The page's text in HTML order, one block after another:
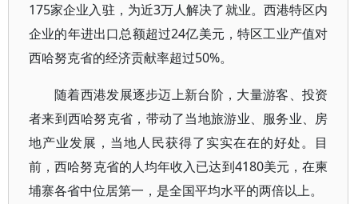
175家企业入驻，为近3万人解决了就业。西港特区内
企业的年进出口总额超过24亿美元，特区工业产值对
西哈努克省的经济贡献率超过50%。
随着西港发展逐步迈上新台阶，大量游客、投资
者来到西哈努克省，带动了当地旅游业、服务业、房
地产业发展，当地人民获得了实实在在的好处。目
前，西哈努克省的人均年收入已达到4180美元，在柬
埔寨各省中位居第一，是全国平均水平的两倍以上。